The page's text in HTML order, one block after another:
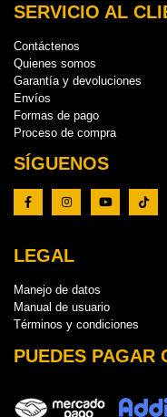
SERVICIO AL
Contáctenos
Quienes somos
Garantía y devoluciones
Envíos
Formas de pago
Proceso de compra
SÍGUENOS
LEGAL
Manejo de datos
Manual de usuario
Términos y condiciones
PUEDES PAGAR